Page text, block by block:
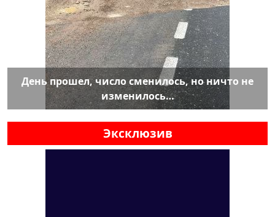
День прошел, число сменилось, но ничто не
изменилось…
Эксклюзив